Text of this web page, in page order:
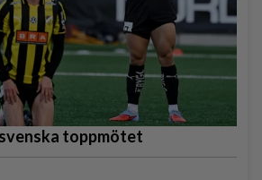
toppmötet